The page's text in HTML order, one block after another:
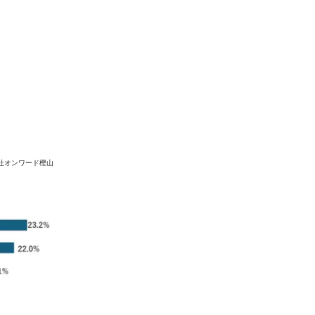
オンワード樫山